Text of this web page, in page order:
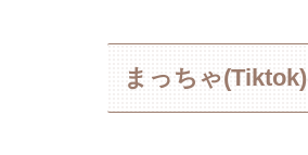
まっちゃ